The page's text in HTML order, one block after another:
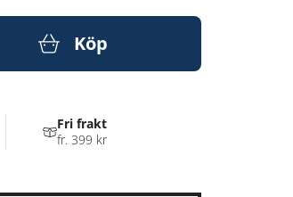
Köp
Fri frakt
fr. 399 kr